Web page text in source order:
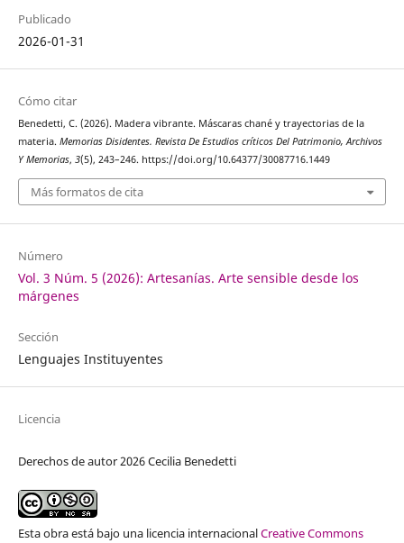
Publicado
2026-01-31
Cómo citar
Benedetti, C. (2026). Madera vibrante. Máscaras chané y trayectorias de la
materia. Memorias Disidentes. Revista De Estudios críticos Del Patrimonio, Archivos
Y Memorias, 3(5), 243–246. https://doi.org/10.64377/30087716.1449
Más formatos de cita
Número
Vol. 3 Núm. 5 (2026): Artesanías. Arte sensible desde los
márgenes
Sección
Lenguajes Instituyentes
Licencia
Derechos de autor 2026 Cecilia Benedetti
Esta obra está bajo una licencia internacionalCreative Commons